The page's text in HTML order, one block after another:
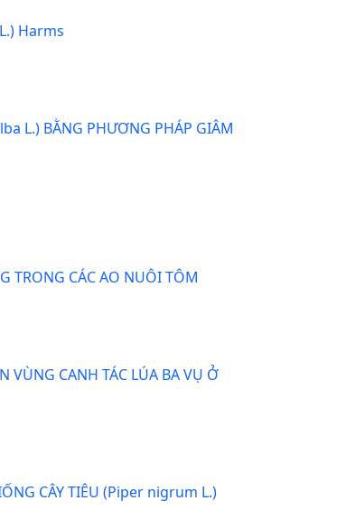
Harms
L.) BẰNG PHƯƠNG PHÁP GIÂM
TRONG CÁC AO NUÔI TÔM
VÙNG CANH TÁC LÚA BA VỤ Ở
CÂY TIÊU (Piper nigrum L.)